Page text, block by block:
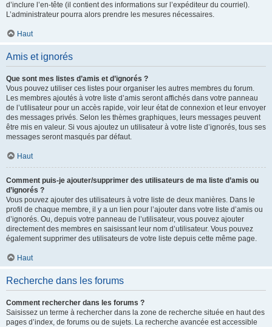
d’inclure l’en-tête (il contient des informations sur l’expéditeur du courriel).
L’administrateur pourra alors prendre les mesures nécessaires.
Haut
Amis et ignorés
Que sont mes listes d’amis et d’ignorés ?
Vous pouvez utiliser ces listes pour organiser les autres membres du forum.
Les membres ajoutés à votre liste d’amis seront affichés dans votre panneau
de l’utilisateur pour un accès rapide, voir leur état de connexion et leur envoyer
des messages privés. Selon les thèmes graphiques, leurs messages peuvent
être mis en valeur. Si vous ajoutez un utilisateur à votre liste d’ignorés, tous ses
messages seront masqués par défaut.
Haut
Comment puis-je ajouter/supprimer des utilisateurs de ma liste d’amis ou
d’ignorés ?
Vous pouvez ajouter des utilisateurs à votre liste de deux manières. Dans le
profil de chaque membre, il y a un lien pour l’ajouter dans votre liste d’amis ou
d’ignorés. Ou, depuis votre panneau de l’utilisateur, vous pouvez ajouter
directement des membres en saisissant leur nom d’utilisateur. Vous pouvez
également supprimer des utilisateurs de votre liste depuis cette même page.
Haut
Recherche dans les forums
Comment rechercher dans les forums ?
Saisissez un terme à rechercher dans la zone de recherche située en haut des
pages d’index, de forums ou de sujets. La recherche avancée est accessible